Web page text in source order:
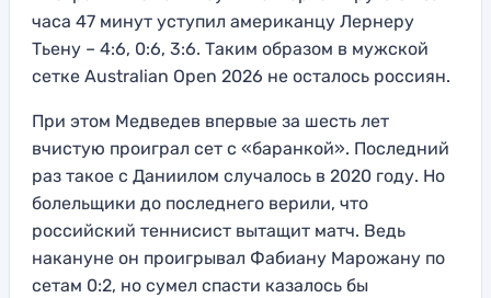
часа 47 минут уступил американцу Лернеру
Тьену – 4:6, 0:6, 3:6. Таким образом в мужской
сетке Australian Open 2026 не осталось россиян.
При этом Медведев впервые за шесть лет
вчистую проиграл сет с «баранкой». Последний
раз такое с Даниилом случалось в 2020 году. Но
болельщики до последнего верили, что
российский теннисист вытащит матч. Ведь
накануне он проигрывал Фабиану Марожану по
сетам 0:2, но сумел спасти казалось бы